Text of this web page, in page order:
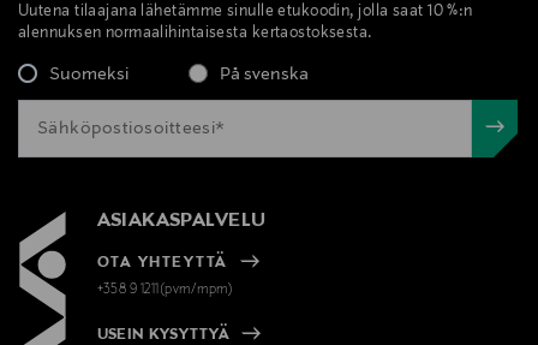
Uutena tilaajana lähetämme sinulle etukoodin, jolla saat 10 %:n
alennuksen normaalihintaisesta kertaostoksesta.
Suomeksi På svenska
ASIAKASPALVELU
OTA YHTEYTTÄ
+358 9 1211(pvm/mpm)
USEIN KYSYTTYÄ